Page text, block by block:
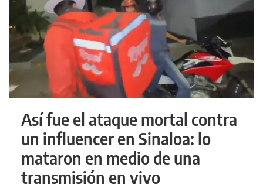
Así fue el ataque mortal contra
un influencer en Sinaloa: lo
mataron en medio de una
transmisión en vivo